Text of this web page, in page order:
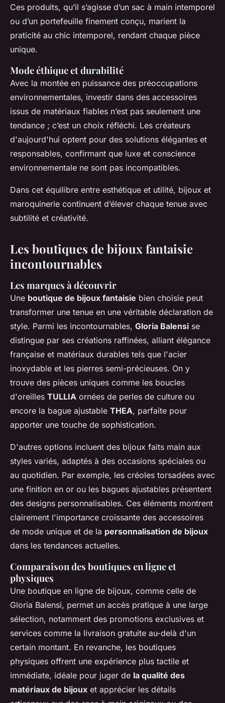
Ces produits, qu’il s’agisse d’un sac à main intemporel
ou d’un portefeuille finement conçu, marient la
praticité au chic intemporel, rendant chaque pièce
unique.
Mode éthique et durabilité
Avec la montée en puissance des préoccupations
environnementales, investir dans des accessoires
issus de matériaux fiables n’est pas seulement une
tendance ; c’est un choix réfléchi. Les créateurs
d'aujourd'hui optent pour des solutions élégantes et
responsables, confirmant que luxe et conscience
environnementale ne sont pas incompatibles.
Dans cet équilibre entre esthétique et utilité, bijoux et
maroquinerie continuent d’élever chaque tenue avec
subtilité et créativité.
Les boutiques de bijoux fantaisie
incontournables
Les marques à découvrir
Une boutique de bijoux fantaisie bien choisie peut
transformer une tenue en une véritable déclaration de
style. Parmi les incontournables, Gloria Balensi se
distingue par ses créations raffinées, alliant élégance
française et matériaux durables tels que l'acier
inoxydable et les pierres semi-précieuses. On y
trouve des pièces uniques comme les boucles
d'oreilles TULLIA ornées de perles de culture ou
encore la bague ajustable THEA, parfaite pour
apporter une touche de sophistication.
D'autres options incluent des bijoux faits main aux
styles variés, adaptés à des occasions spéciales ou
au quotidien. Par exemple, les créoles torsadées avec
une finition en or ou les bagues ajustables présentent
des designs personnalisables. Ces éléments montrent
clairement l'importance croissante des accessoires
de mode unique et de la personnalisation de bijoux
dans les tendances actuelles.
Comparaison des boutiques en ligne et
physiques
Une boutique en ligne de bijoux, comme celle de
Gloria Balensi, permet un accès pratique à une large
sélection, notamment des promotions exclusives et
services comme la livraison gratuite au-delà d'un
certain montant. En revanche, les boutiques
physiques offrent une expérience plus tactile et
immédiate, idéale pour juger de la qualité des
matériaux de bijoux et apprécier les détails